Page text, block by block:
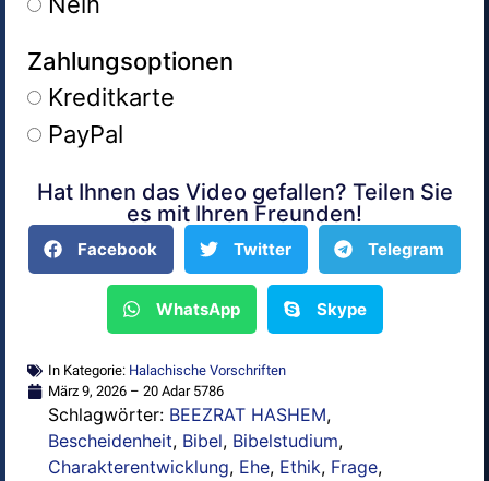
Zahlungsoptionen
Kreditkarte
PayPal
Alternative:
Hat Ihnen das Video gefallen? Teilen Sie
es mit Ihren Freunden!
Facebook Twitter Telegram
WhatsApp Skype
In Kategorie: Halachische Vorschriften
März 9, 2026 – 20 Adar 5786
Schlagwörter: BEEZRAT HASHEM,
Bescheidenheit, Bibel, Bibelstudium,
Charakterentwicklung, Ehe, Ethik, Frage,